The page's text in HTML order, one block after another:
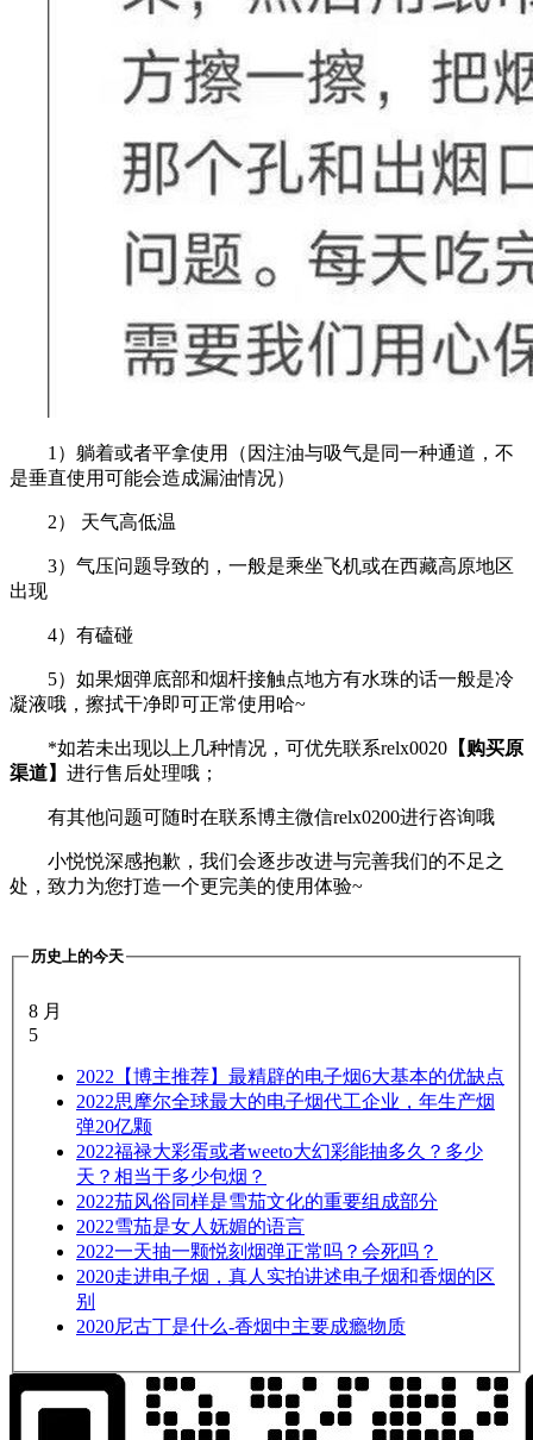
1）躺着或者平拿使用（因注油与吸气是同一种通道，不
是垂直使用可能会造成漏油情况）
2） 天气高低温
3）气压问题导致的，一般是乘坐飞机或在西藏高原地区
出现
4）有磕碰
5）如果烟弹底部和烟杆接触点地方有水珠的话一般是冷
凝液哦，擦拭干净即可正常使用哈~
*如若未出现以上几种情况，可优先联系relx0020 【购买原
渠道】 进行售后处理哦；
有其他问题可随时在联系博主微信relx0200进行咨询哦
小悦悦深感抱歉，我们会逐步改进与完善我们的不足之
处，致力为您打造一个更完美的使用体验~
历史上的今天
8 月
5
2022 【博主推荐】最精辟的电子烟6大基本的优缺点
2022思摩尔全球最大的电子烟代工企业，年生产烟
弹20亿颗
2022福禄大彩蛋或者weeto大幻彩能抽多久？多少
天？相当于多少包烟？
2022茄风俗同样是雪茄文化的重要组成部分
2022雪茄是女人妩媚的语言
2022一天抽一颗悦刻烟弹正常吗？会死吗？
2020走进电子烟，真人实拍讲述电子烟和香烟的区
别
2020尼古丁是什么-香烟中主要成瘾物质